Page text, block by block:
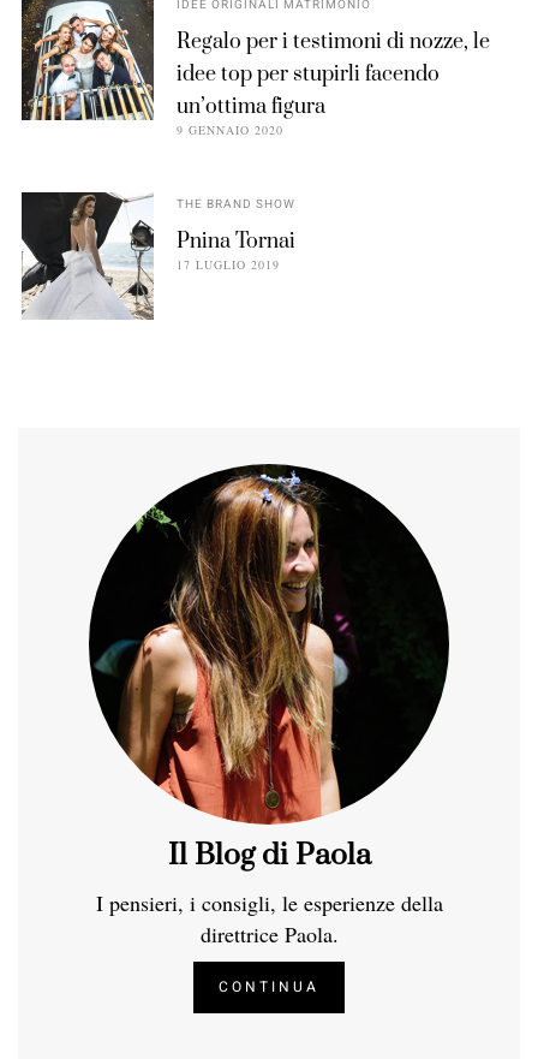
IDEE ORIGINALI MATRIMONIO
Regalo per i testimoni di nozze, le
idee top per stupirli facendo
un’ottima figura
9 GENNAIO 2020
THE BRAND SHOW
Pnina Tornai
17 LUGLIO 2019
Il Blog di Paola
I pensieri, i consigli, le esperienze della
direttrice Paola.
CONTINUA